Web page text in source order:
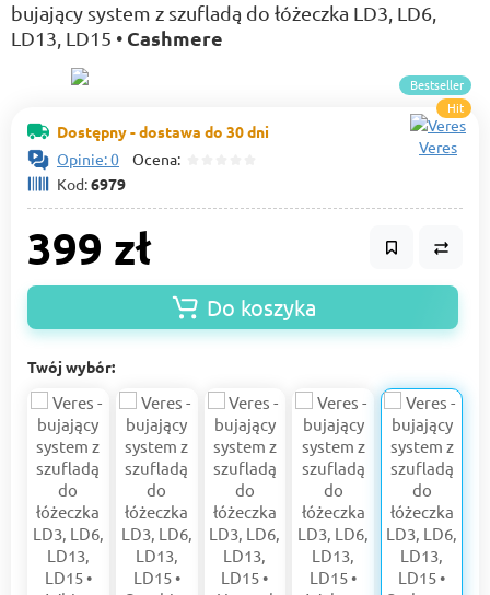
bujający system z szufladą do łóżeczka LD3, LD6,
LD13, LD15 • Cashmere
Bestseller
Hit
Dostępny - dostawa do 30 dni
Opinie: 0 Ocena:
Kod:6979
Veres
399 zł
Do koszyka
Twój wybór: